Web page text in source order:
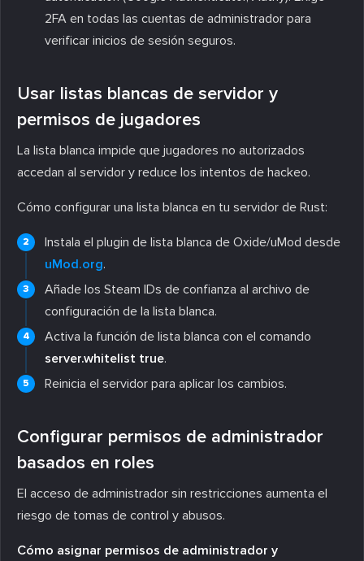
2FA en todas las cuentas de administrador para
verificar inicios de sesión seguros.
Usar listas blancas de servidor y
permisos de jugadores
La lista blanca impide que jugadores no autorizados
accedan al servidor y reduce los intentos de hackeo.
Cómo configurar una lista blanca en tu servidor de Rust:
Instala el plugin de lista blanca de Oxide/uMod desde
uMod.org.
Añade los Steam IDs de confianza al archivo de
configuración de la lista blanca.
Activa la función de lista blanca con el comando
server.whitelist true.
Reinicia el servidor para aplicar los cambios.
Configurar permisos de administrador
basados en roles
El acceso de administrador sin restricciones aumenta el
riesgo de tomas de control y abusos.
Cómo asignar permisos de administrador y